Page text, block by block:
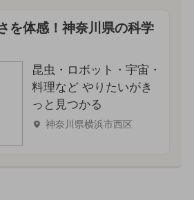
を体感！神奈川県の科学
昆虫・ロボット・宇宙・
料理など やりたいがき
っと見つかる
神奈川県横浜市西区